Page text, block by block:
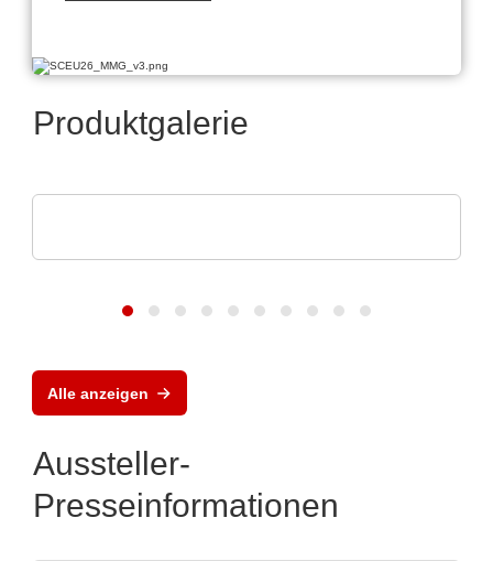
Produktgalerie
Alle anzeigen
Aussteller-
Presseinformationen